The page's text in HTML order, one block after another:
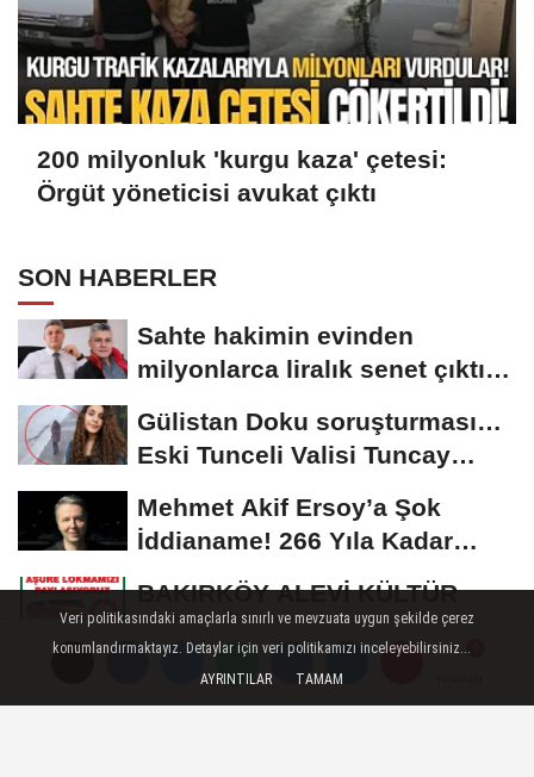
200 milyonluk 'kurgu kaza' çetesi:
Örgüt yöneticisi avukat çıktı
SON HABERLER
Sahte hakimin evinden
milyonlarca liralık senet çıktı:
Gülistan Doku soruşturması…
Eski Tunceli Valisi Tuncay
Mehmet Akif Ersoy’a Şok
İddianame! 266 Yıla Kadar
Hapis Talebi
BAKIRKÖY ALEVİ KÜLTÜR
DERNEĞİ 12/07/2026
TARİHİNDE AŞURE
DAVETİNE...
200 milyonluk 'kurgu kaza'
çetesi: Örgüt yöneticisi avukat
Veri politikasındaki amaçlarla sınırlı ve mevzuata uygun şekilde çerez
konumlandırmaktayız. Detaylar için veri politikamızı inceleyebilirsiniz...
AYRINTILAR
TAMAM